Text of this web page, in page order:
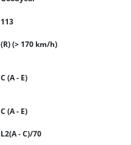
113
(R) (> 170 km/h)
C (A - E)
C (A - E)
L2(A - C)/70